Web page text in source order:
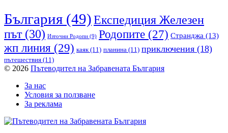
България (49)Експедиция Железен
път(30) Източни Родопи (9) Родопите (27) Странджа (13)
жп линия (29) каяк(11) планина (11) приключения (18)
пътешествия (11)
© 2026 Пътеводител на Забравената България
За нас
Условия за ползване
За реклама